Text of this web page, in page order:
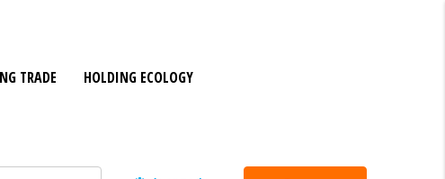
TRADE HOLDING ECOLOGY